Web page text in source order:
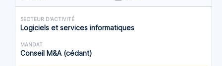
SECTEUR D'ACTIVITÉ
Logiciels et services informatiques
MANDAT
Conseil M&A (cédant)